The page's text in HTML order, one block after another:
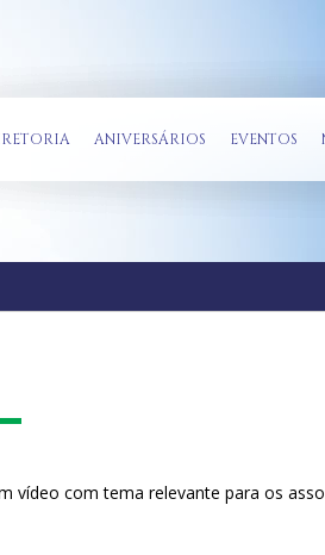
ANIVERSÁRIOS EVENTOS
vídeo com tema relevante para os